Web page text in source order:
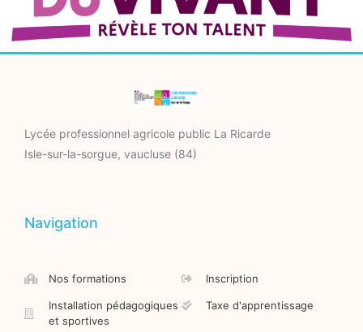
Lycée professionnel agricole public La Ricarde
Isle-sur-la-sorgue, vaucluse (84)
Navigation
Nos formations
Installation pédagogiques
et sportives
Inscription
Taxe d'apprentissage